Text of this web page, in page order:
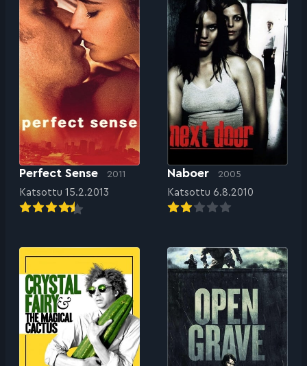
Perfect Sense 2011
Katsottu 15.2.2013
Naboer 2005
Katsottu 6.8.2010